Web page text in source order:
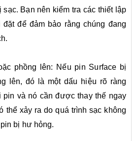
Bạn nên kiểm tra các thiết lập
để đảm bảo rằng chúng đang
phồng lên: Nếu pin Surface bị
lên, đó là một dấu hiệu rõ ràng
pin và nó cần được thay thế ngay
thể xảy ra do quá trình sạc không
bị hư hỏng.